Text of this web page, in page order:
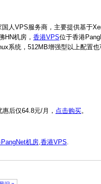
人VPS服务商，主要提供基于
HN机房， 香港VPS位于香港
系统，512MB增强型以上配置
后仅64.8元/月， 点击购买。
机房,香港VPS.